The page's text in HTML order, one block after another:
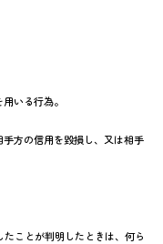
いる行為。
方の信用を毀損し、又は相手
ことが判明したときは、何ら